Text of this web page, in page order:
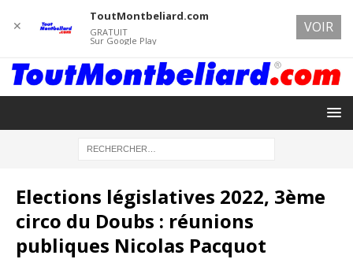
Elections législatives 2022, 3ème
circo du Doubs : réunions
publiques Nicolas Pacquot
✕
ToutMontbeliard.com
GRATUIT
Sur Google Play
VOIR